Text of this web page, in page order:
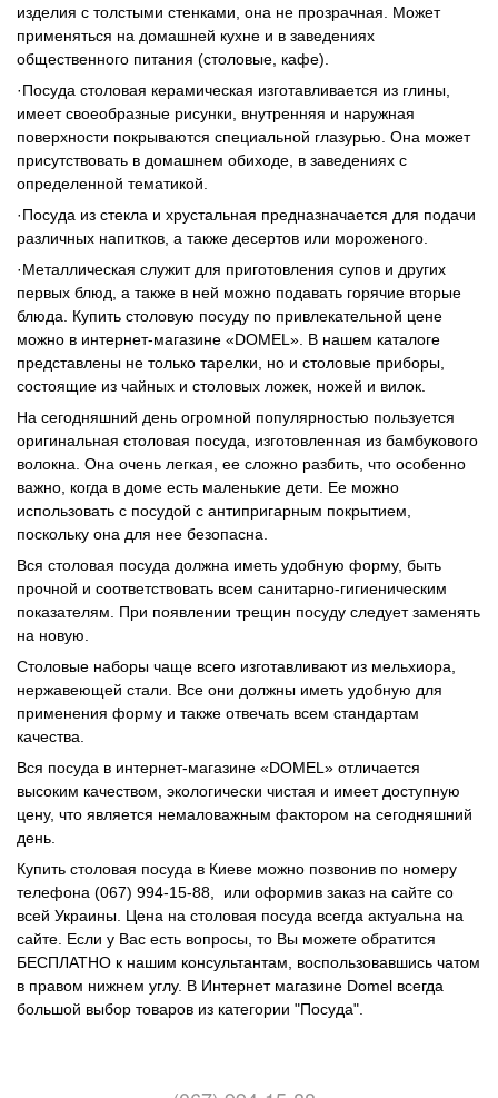
изделия с толстыми стенками, она не прозрачная. Может
применяться на домашней кухне и в заведениях
общественного питания (столовые, кафе).
·Посуда столовая керамическая изготавливается из глины,
имеет своеобразные рисунки, внутренняя и наружная
поверхности покрываются специальной глазурью. Она может
присутствовать в домашнем обиходе, в заведениях с
определенной тематикой.
·Посуда из стекла и хрустальная предназначается для подачи
различных напитков, а также десертов или мороженого.
·Металлическая служит для приготовления супов и других
первых блюд, а также в ней можно подавать горячие вторые
блюда. Купить столовую посуду по привлекательной цене
можно в интернет-магазине «DOMEL». В нашем каталоге
представлены не только тарелки, но и столовые приборы,
состоящие из чайных и столовых ложек, ножей и вилок.
На сегодняшний день огромной популярностью пользуется
оригинальная столовая посуда, изготовленная из бамбукового
волокна. Она очень легкая, ее сложно разбить, что особенно
важно, когда в доме есть маленькие дети. Ее можно
использовать с посудой с антипригарным покрытием,
поскольку она для нее безопасна.
Вся столовая посуда должна иметь удобную форму, быть
прочной и соответствовать всем санитарно-гигиеническим
показателям. При появлении трещин посуду следует заменять
на новую.
Столовые наборы чаще всего изготавливают из мельхиора,
нержавеющей стали. Все они должны иметь удобную для
применения форму и также отвечать всем стандартам
качества.
Вся посуда в интернет-магазине «DOMEL» отличается
высоким качеством, экологически чистая и имеет доступную
цену, что является немаловажным фактором на сегодняшний
день.
Купить столовая посуда в Киеве можно позвонив по номеру
телефона (067) 994-15-88, или оформив заказ на сайте со
всей Украины. Цена на столовая посуда всегда актуальна на
сайте. Если у Вас есть вопросы, то Вы можете обратится
БЕСПЛАТНО к нашим консультантам, воспользовавшись чатом
в правом нижнем углу. В Интернет магазине Domel всегда
большой выбор товаров из категории "Посуда".